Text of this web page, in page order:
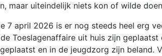
maar uiteindelijk niets kon of wilde
7 april 2026 is er nog steeds heel erg
Toeslagenaffaire uit huis zijn
en in de jeugdzorg zijn beland.